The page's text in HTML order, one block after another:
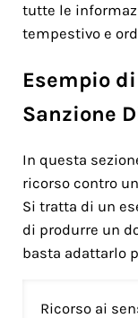
tutte le
tempestivo e
Esempio
Sanzione
In questa
ricorso contro
Si tratta di un
di produrre un
basta adattarlo
Ricorso ai